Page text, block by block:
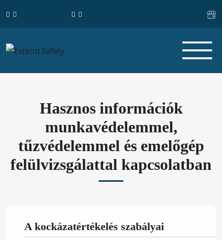
Hasznos információk
munkavédelemmel,
tűzvédelemmel és emelőgép
felülvizsgálattal kapcsolatban
A kockázatértékelés szabályai